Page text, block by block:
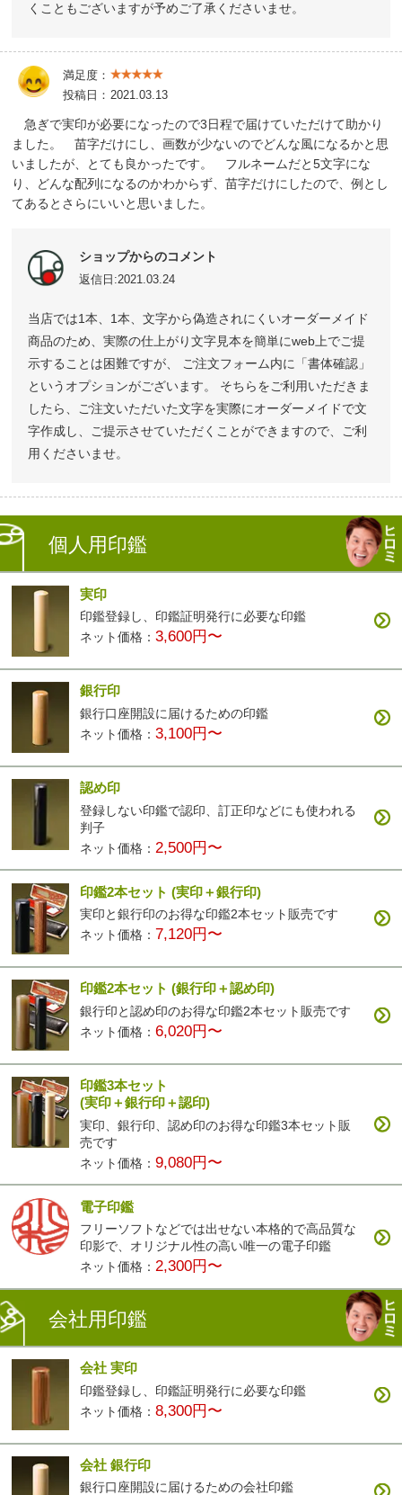
くこともございますが予めご了承くださいませ。
満足度：
投稿日： 2021.03.13
急ぎで実印が必要になったので3日程で届けていただけて助かり
ました。 苗字だけにし、画数が少ないのでどんな風になるかと思
いましたが、とても良かったです。 フルネームだと5文字にな
り、どんな配列になるのかわからず、苗字だけにしたので、例とし
てあるとさらにいいと思いました。
ショップからのコメント
返信日:2021.03.24
当店では1本、1本、文字から偽造されにくいオーダーメイド
商品のため、実際の仕上がり文字見本を簡単にweb上でご提
示することは困難ですが、 ご注文フォーム内に「書体確認」
というオプションがございます。 そちらをご利用いただきま
したら、ご注文いただいた文字を実際にオーダーメイドで文
字作成し、ご提示させていただくことができますので、ご利
用くださいませ。
個人用印鑑
実印
印鑑登録し、印鑑証明発行に必要な印鑑
ネット価格：3,600円〜
銀行印
銀行口座開設に届けるための印鑑
ネット価格：3,100円〜
認め印
登録しない印鑑で認印、訂正印などにも使われる
判子
ネット価格： 2,500円〜
印鑑2本セット(実印＋銀行印)
実印と銀行印のお得な印鑑2本セット販売です
ネット価格： 7,120円〜
印鑑2本セット(銀行印＋認め印)
銀行印と認め印のお得な印鑑2本セット販売です
ネット価格：6,020円〜
印鑑3本セット
(実印＋銀行印＋認印)
実印、銀行印、認め印のお得な印鑑3本セット販
売です
ネット価格：9,080円〜
電子印鑑
フリーソフトなどでは出せない本格的で高品質な
印影で、オリジナル性の高い唯一の電子印鑑
ネット価格： 2,300円〜
会社用印鑑
会社 実印
印鑑登録し、印鑑証明発行に必要な印鑑
ネット価格：8,300円〜
会社 銀行印
銀行口座開設に届けるための会社印鑑